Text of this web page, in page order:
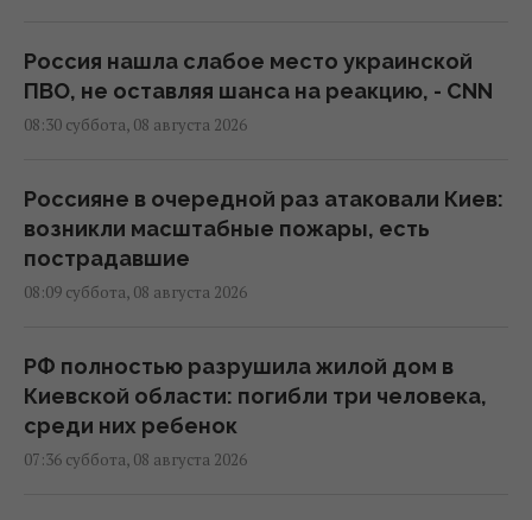
Россия нашла слабое место украинской
ПВО, не оставляя шанса на реакцию, - CNN
08:30 суббота, 08 августа 2026
Россияне в очередной раз атаковали Киев:
возникли масштабные пожары, есть
пострадавшие
08:09 суббота, 08 августа 2026
РФ полностью разрушила жилой дом в
Киевской области: погибли три человека,
среди них ребенок
07:36 суббота, 08 августа 2026